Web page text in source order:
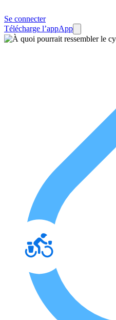
Se connecter
Télécharge l’appApp